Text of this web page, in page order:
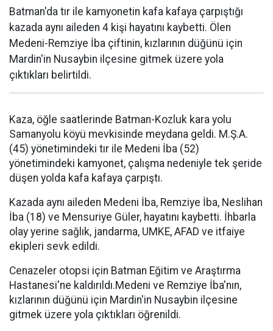
Batman'da tır ile kamyonetin kafa kafaya çarpıştığı
kazada aynı aileden 4 kişi hayatını kaybetti. Ölen
Medeni-Remziye İba çiftinin, kızlarının düğünü için
Mardin'in Nusaybin ilçesine gitmek üzere yola
çıktıkları belirtildi.
Kaza, öğle saatlerinde Batman-Kozluk kara yolu
Samanyolu köyü mevkisinde meydana geldi. M.Ş.A.
(45) yönetimindeki tır ile Medeni İba (52)
yönetimindeki kamyonet, çalışma nedeniyle tek şeride
düşen yolda kafa kafaya çarpıştı.
Kazada aynı aileden Medeni İba, Remziye İba, Neslihan
İba (18) ve Mensuriye Güler, hayatını kaybetti. İhbarla
olay yerine sağlık, jandarma, UMKE, AFAD ve itfaiye
ekipleri sevk edildi.
Cenazeler otopsi için Batman Eğitim ve Araştırma
Hastanesi'ne kaldırıldı.Medeni ve Remziye İba'nın,
kızlarının düğünü için Mardin'in Nusaybin ilçesine
gitmek üzere yola çıktıkları öğrenildi.